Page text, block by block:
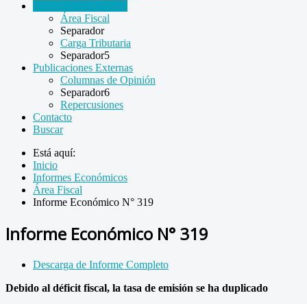
Área Fiscal
Separador
Carga Tributaria
Separador5
Publicaciones Externas
Columnas de Opinión
Separador6
Repercusiones
Contacto
Buscar
Está aquí:
Inicio
Informes Económicos
Área Fiscal
Informe Económico N° 319
Informe Económico N° 319
Descarga de Informe Completo
Debido al déficit fiscal, la tasa de emisión se ha duplicado